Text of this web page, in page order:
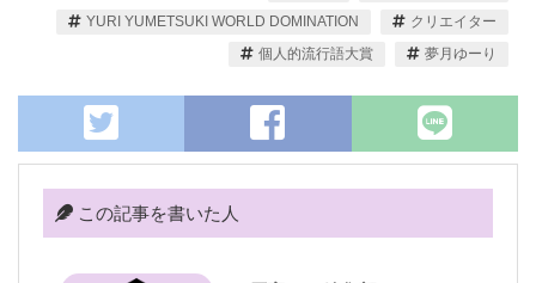
YURI YUMETSUKI WORLD DOMINATION
クリエイター
個人的流行語大賞
夢月ゆーり
この記事を書いた人